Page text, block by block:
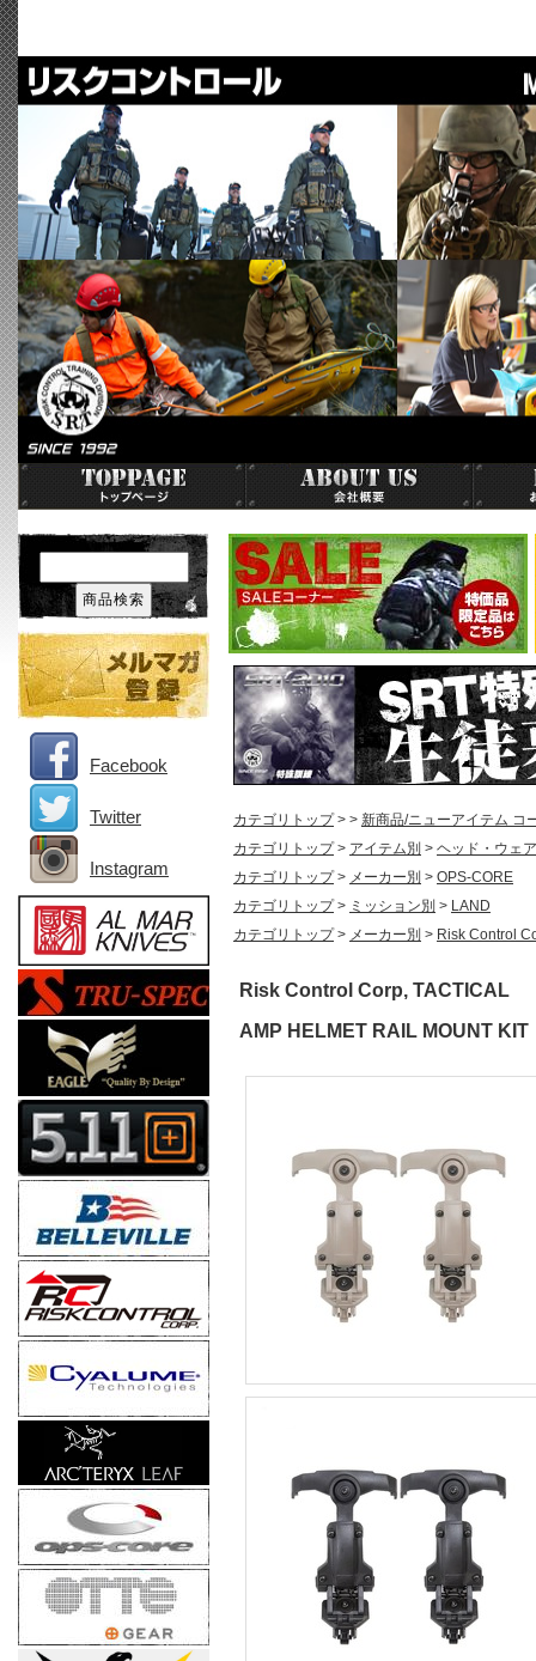
カテゴリトップ> > 新商品/ニューアイテム コ
カテゴリトップ> アイテム別 > ヘッド・ウェア
カテゴリトップ> メーカー別 > OPS-CORE
カテゴリトップ> ミッション別 > LAND
カテゴリトップ> メーカー別 > Risk Control
Risk Control Corp, TACTICAL
AMP HELMET RAIL MOUNT KIT
Facebook
Twitter
Instagram